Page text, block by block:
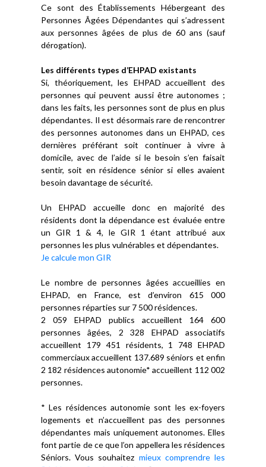
Ce sont des Établissements Hébergeant des
Personnes Âgées Dépendantes qui s’adressent
aux personnes âgées de plus de 60 ans (sauf
dérogation).
Les différents types d’EHPAD existants
Si, théoriquement, les EHPAD accueillent des
personnes qui peuvent aussi être autonomes ;
dans les faits, les personnes sont de plus en plus
dépendantes. Il est désormais rare de rencontrer
des personnes autonomes dans un EHPAD, ces
dernières préférant soit continuer à vivre à
domicile, avec de l’aide si le besoin s’en faisait
sentir, soit en résidence sénior si elles avaient
besoin davantage de sécurité.
Un EHPAD accueille donc en majorité des
résidents dont la dépendance est évaluée entre
un GIR 1 & 4, le GIR 1 étant attribué aux
personnes les plus vulnérables et dépendantes.
Je calcule mon GIR
Le nombre de personnes âgées accueillies en
EHPAD, en France, est d’environ 615 000
personnes réparties sur 7 500 résidences.
2 059 EHPAD publics accueillent 164 600
personnes âgées, 2 328 EHPAD associatifs
accueillent 179 451 résidents, 1 748 EHPAD
commerciaux accueillent 137.689 séniors et enfin
2 182 résidences autonomie* accueillent 112 002
personnes.
* Les résidences autonomie sont les ex-foyers
logements et n’accueillent pas des personnes
dépendantes mais uniquement autonomes. Elles
font partie de ce que l’on appellera les résidences
Séniors. Vous souhaitez mieux comprendre les